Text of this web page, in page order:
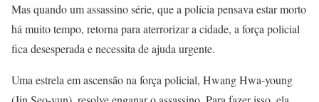
Mas quando um assassino série, que a polícia pensava estar morto
há muito tempo, retorna para aterrorizar a cidade, a força policial
fica desesperada e necessita de ajuda urgente.
Uma estrela em ascensão na força policial, Hwang Hwa-young